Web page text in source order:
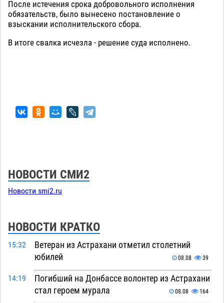
После истечения срока добровольного исполнения
обязательств, было вынесено постановление о
взыскании исполнительского сбора.
В итоге свалка исчезла - решение суда исполнено.
НОВОСТИ СМИ2
Новости smi2.ru
НОВОСТИ КРАТКО
15:32
Ветеран из Астрахани отметил столетний
юбилей
08.08 39
14:19
Погибший на Донбассе волонтер из Астрахани
стал героем мурала
08.08 164